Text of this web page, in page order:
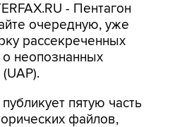
- Пентагон
очередную, уже
рассекреченных
неопознанных
пятую часть
файлов,